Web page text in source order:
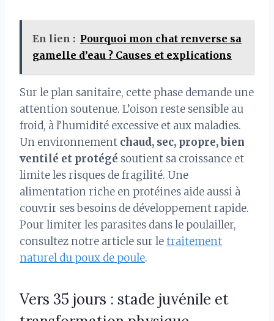
En lien : Pourquoi mon chat renverse sa
gamelle d’eau ? Causes et explications
Sur le plan sanitaire, cette phase demande une
attention soutenue. L’oison reste sensible au
froid, à l’humidité excessive et aux maladies.
Un environnement chaud, sec, propre, bien
ventilé et protégé soutient sa croissance et
limite les risques de fragilité. Une
alimentation riche en protéines aide aussi à
couvrir ses besoins de développement rapide.
Pour limiter les parasites dans le poulailler,
consultez notre article sur letraitement
naturel du poux de poule.
Vers 35 jours : stade juvénile et